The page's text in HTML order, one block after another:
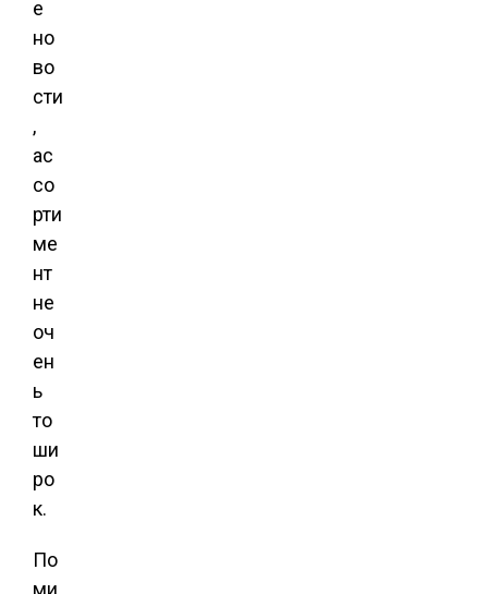
е
но
во
сти
,
ас
со
рти
ме
нт
не
оч
ен
ь
то
ши
ро
к.
По
ми